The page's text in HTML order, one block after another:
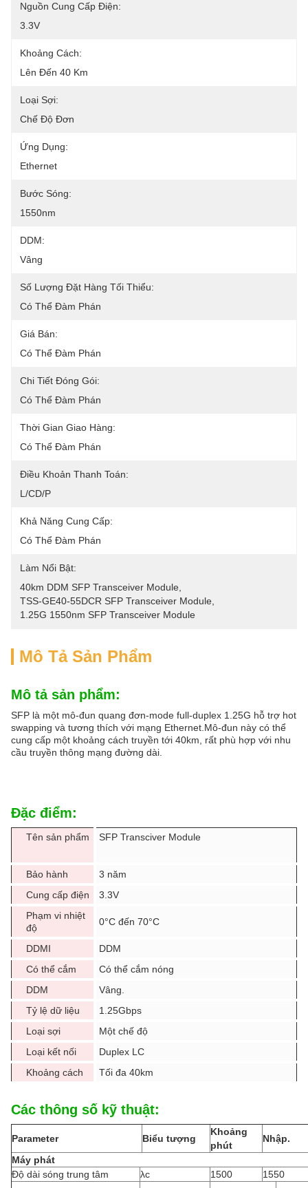
Nguồn Cung Cấp Điện:
3.3V
Khoảng Cách:
Lên Đến 40 Km
Loại Sợi:
Chế Độ Đơn
Ứng Dụng:
Ethernet
Bước Sóng:
1550nm
DDM:
Vâng
Số Lượng Đặt Hàng Tối Thiểu:
Có Thể Đàm Phán
Giá Bán:
Có Thể Đàm Phán
Chi Tiết Đóng Gói:
Có Thể Đàm Phán
Thời Gian Giao Hàng:
Có Thể Đàm Phán
Điều Khoản Thanh Toán:
L/CD/P
Khả Năng Cung Cấp:
Có Thể Đàm Phán
Làm Nổi Bật:
40km DDM SFP Transceiver Module
TSS-GE40-55DCR SFP Transceiver Module
1.25G 1550nm SFP Transceiver Module
Mô Tả Sản Phẩm
Mô tả sản phẩm:
SFP là một mô-đun quang đơn-mode full-duplex 1.25G hỗ trợ hot
swapping và tương thích với mạng Ethernet.Mô-đun này có thể
cung cấp một khoảng cách truyền tới 40km, rất phù hợp với nhu
cầu truyền thông mạng đường dài.
Đặc điểm:
Tên sản phẩm SFP Transciver Module
Bảo hành
3 năm
Cung cấp điện
3.3V
Phạm vi nhiệt
độ
0°C đến 70°C
DDMI
DDM
Có thể cắm
Có thể cắm nóng
DDM
Vâng.
Tỷ lệ dữ liệu
1.25Gbps
Loại sợi
Một chế độ
Loại kết nối
Duplex LC
Khoảng cách
Tối đa 40km
Các thông số kỹ thuật:
Parameter Biểu tượng
Khoảng
phút
Nhập.
Máy phát
Độ dài sóng trung tâm
λc 1500 1550